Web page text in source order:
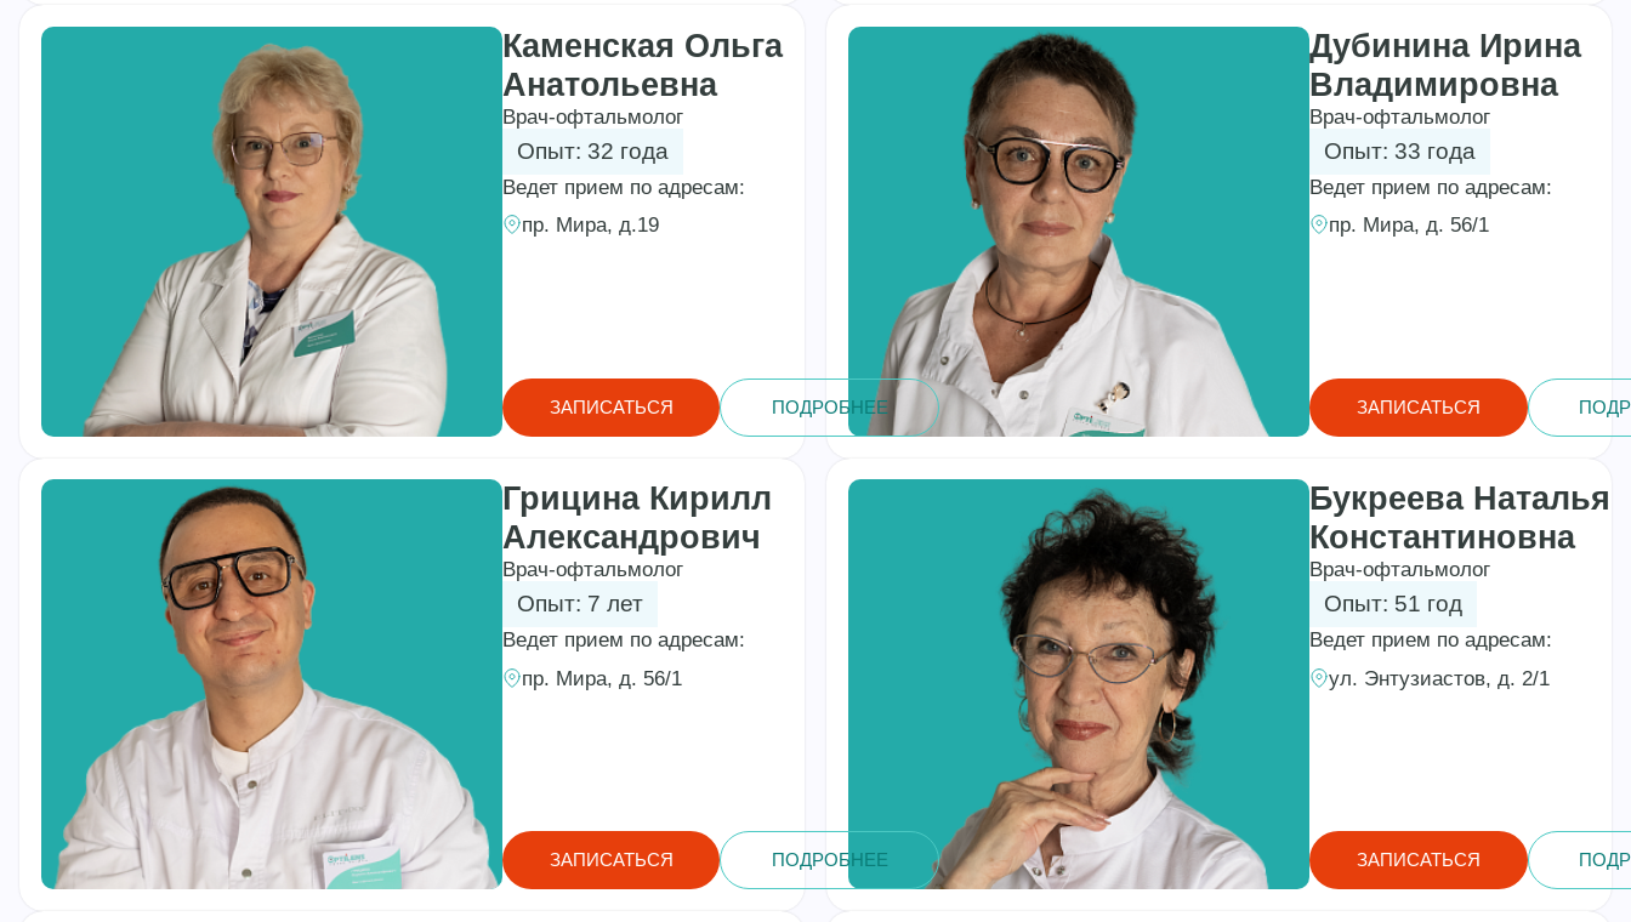
Каменская Ольга
Анатольевна
Врач-офтальмолог
Опыт: 32 года
Ведет прием по адресам:
пр. Мира, д.19
ЗАПИСАТЬСЯ ПОДРОБНЕЕ
Дубинина Ирина
Владимировна
Врач-офтальмолог
Опыт: 33 года
Ведет прием по адресам:
пр. Мира, д. 56/1
ЗАПИСАТЬСЯ
Грицина Кирилл
Александрович
Врач-офтальмолог
Опыт: 7 лет
Ведет прием по адресам:
пр. Мира, д. 56/1
ЗАПИСАТЬСЯ ПОДРОБНЕЕ
Букреева Наталья
Константиновна
Врач-офтальмолог
Опыт: 51 год
Ведет прием по адресам:
ул. Энтузиастов, д. 2/1
ЗАПИСАТЬСЯ